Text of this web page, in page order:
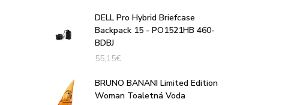
DELL Pro Hybrid Briefcase
Backpack 15 - PO1521HB 460-
BDBJ
55,15€
BRUNO BANANI Limited Edition
Woman Toaletná Voda